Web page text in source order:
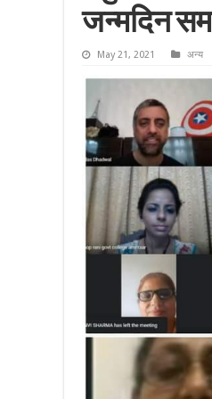
जन्मदिन
May 21, 2021 अन्य